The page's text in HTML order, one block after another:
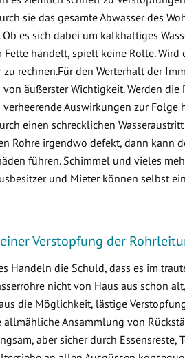
sie das gesamte Abwasser des
es sich dabei um kalkhaltiges
handelt, spielt keine Rolle.
zu rechnen.Für den Werterhalt der
äußerster Wichtigkeit. Werden
Auswirkungen zur Folge
einen schrecklichen
Rohre irgendwo defekt, dann kann
führen. Schimmel und vieles
und Mieter können selbst
Verstopfung der
Handeln die Schuld, dass es im
nicht von Haus aus schon
die Möglichkeit, lästige
allmähliche Ansammlung von
aber sicher durch